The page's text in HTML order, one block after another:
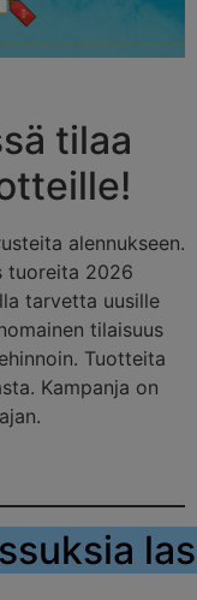
tilaa
alennukseen.
tuoreita 2026
tarvetta uusille
tilaisuus
Tuotteita
Kampanja on